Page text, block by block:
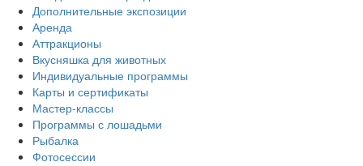
Дополнительные экспозиции
Аренда
Аттракционы
Вкусняшка для животных
Индивидуальные программы
Карты и сертификаты
Мастер-классы
Программы с лошадьми
Рыбалка
Фотосессии